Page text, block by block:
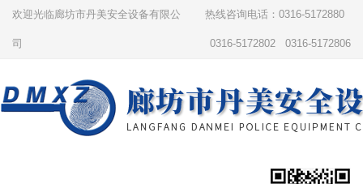
欢迎光临廊坊市丹美安全设备有限公
司
热线咨询电话：0316-5172880
0316-5172802 0316-5172806